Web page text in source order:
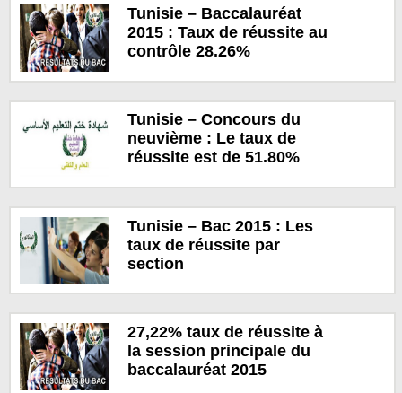
Tunisie – Baccalauréat
2015 : Taux de réussite au
contrôle 28.26%
Tunisie – Concours du
neuvième : Le taux de
réussite est de 51.80%
Tunisie – Bac 2015 : Les
taux de réussite par
section
27,22% taux de réussite à
la session principale du
baccalauréat 2015